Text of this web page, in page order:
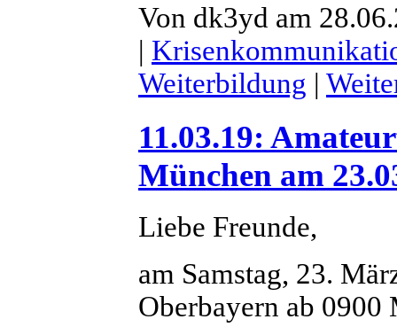
Von dk3yd am
|
Weiterbildung |
11.03.19:
München am
Liebe Freunde,
am Samstag, 23.
Oberbayern ab 0900